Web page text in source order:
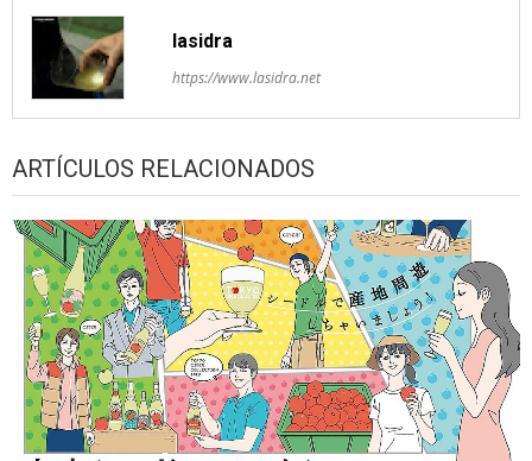
lasidra
https://www.lasidra.net
ARTÍCULOS RELACIONADOS